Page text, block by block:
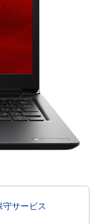
守サービス